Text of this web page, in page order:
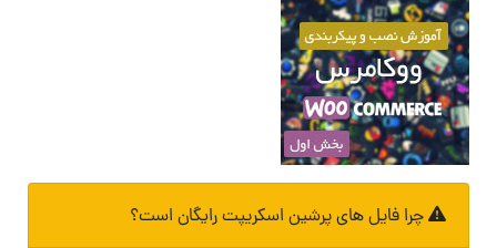
چرا فایل های پرشین اسکریپت رایگان است؟